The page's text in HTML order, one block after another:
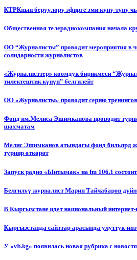
КТРКнын берүүлөрү эфирге эми күнү-түнү
Общественная телерадиокомпания начала
ОО “Журналисты” проводит мероприятия в
солидарности журналистов
«Журналисттер» коомдук бирикмеси
тилектештик күнүн” белгилейт
ОО «Журналисты» проводит серию
Фонд им.Мелиса Эшимканова проводит
шахматам
Мелис Эшимканов атындагы фонд бильярд
турнир өткөрөт
Запуск радио «Ынтымак» на fm 106.1
Белгилүү журналист Марип Тайчабаров
В Кыргызстане идет национальный интернет-
Кыргызстанда сайттар арасында улуттук-
У «vb.kg» появилась новая рубрика с